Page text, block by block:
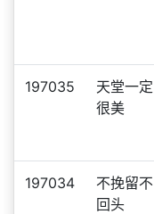
197035
天堂一定
很美
197034
不挽留不
回头